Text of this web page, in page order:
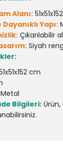
Alanı:
Yapı:
Çıkarılabilir
Siyah
cm
Metal
Bilgileri: